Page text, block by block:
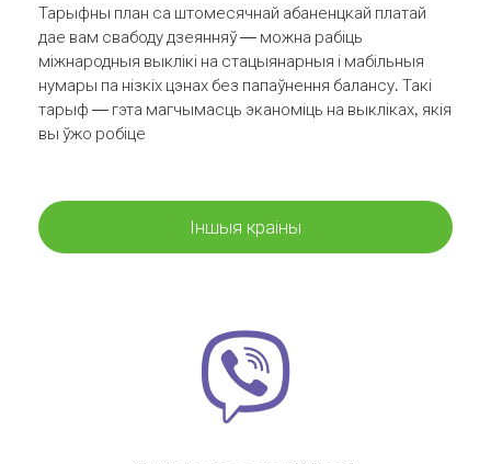
Тарыфны план са штомесячнай абаненцкай платай
дае вам свабоду дзеянняў — можна рабіць
міжнародныя выклікі на стацыянарныя і мабільныя
нумары па нізкіх цэнах без папаўнення балансу. Такі
тарыф — гэта магчымасць эканоміць на выкліках, якія
вы ўжо робіце
Іншыя краіны